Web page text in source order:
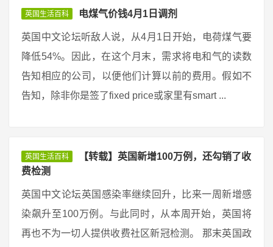
英国生活百科 电煤气价钱4月1日调剂
英国中文论坛听敌人说，从4月1日开始，电荷煤气要
降低54%。因此，在这个月末，需求将电和气的读数
告知相应的公司，以便他们计算以前的费用。假如不
告知，除非你是签了fixed price或家里有smart ...
英国生活百科
【转载】英国新增100万例，还勾销了收
费检测
英国中文论坛英国感染率继续回升，比来一周新增感
染飙升至100万例。与此同时，从本周开始，英国将
再也不为一切人提供收费社区新冠检测。 那末英国政